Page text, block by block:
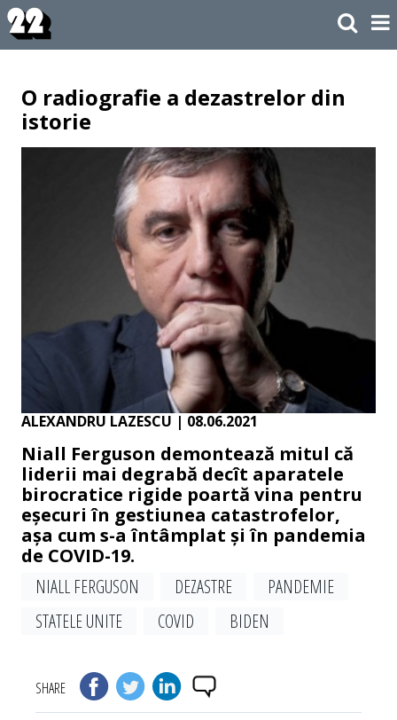
O radiografie a dezastrelor din
istorie
ALEXANDRU LAZESCU | 08.06.2021
Niall Ferguson demontează mitul că
liderii mai degrabă decît aparatele
birocratice rigide poartă vina pentru
eșecuri în gestiunea catastrofelor,
așa cum s-a întâmplat și în pandemia
de COVID-19.
NIALL FERGUSON
DEZASTRE
PANDEMIE
STATELE UNITE
COVID BIDEN
SHARE